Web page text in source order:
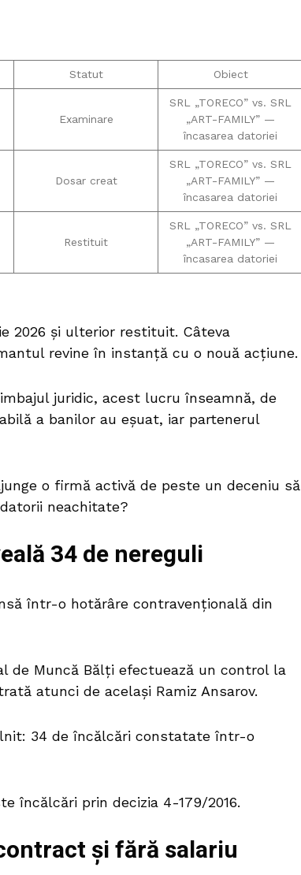
Statut Obiect
Examinare
SRL „TORECO” vs. SRL
„ART-FAMILY” —
încasarea datoriei
Dosar creat
SRL „TORECO” vs. SRL
„ART-FAMILY” —
încasarea datoriei
Restituit
SRL „TORECO” vs. SRL
„ART-FAMILY” —
încasarea datoriei
2026 și ulterior restituit. Câteva
revine în instanță cu o nouă acțiune.
juridic, acest lucru înseamnă, de
a banilor au eșuat, iar partenerul
o firmă activă de peste un deceniu să
neachitate?
34 de nereguli
într-o hotărâre contravențională din
de Muncă Bălți efectuează un control la
atunci de același Ramiz Ansarov.
34 de încălcări constatate într-o
încălcări prin decizia 4-179/2016.
și fără salariu